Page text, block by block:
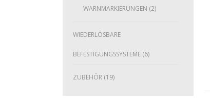
WARNMARKIERUNGEN (2)
WIEDERLÖSBARE
BEFESTIGUNGSSYSTEME (6)
ZUBEHÖR (19)